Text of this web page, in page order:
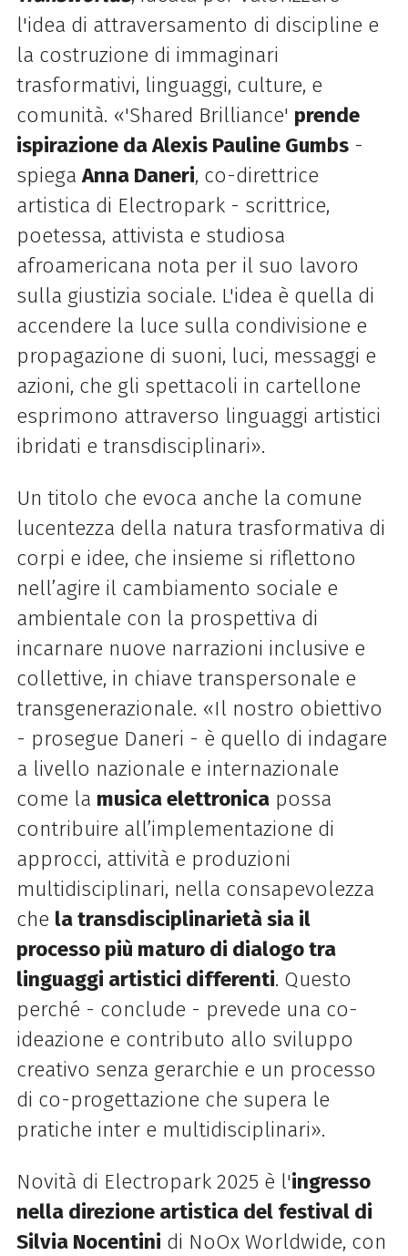
l'idea di attraversamento di discipline e
la costruzione di immaginari
trasformativi, linguaggi, culture, e
comunità. «'Shared Brilliance' prende
ispirazione da Alexis Pauline Gumbs-
spiegaAnna Daneri, co-direttrice
artistica di Electropark - scrittrice,
poetessa, attivista e studiosa
afroamericana nota per il suo lavoro
sulla giustizia sociale. L'idea è quella di
accendere la luce sulla condivisione e
propagazione di suoni, luci, messaggi e
azioni, che gli spettacoli in cartellone
esprimono attraverso linguaggi artistici
ibridati e transdisciplinari».
Un titolo che evoca anche la comune
lucentezza della natura trasformativa di
corpi e idee, che insieme si riflettono
nell’agire il cambiamento sociale e
ambientale con la prospettiva di
incarnare nuove narrazioni inclusive e
collettive, in chiave transpersonale e
transgenerazionale. «Il nostro obiettivo
- prosegue Daneri - è quello di indagare
a livello nazionale e internazionale
come la musica elettronicapossa
contribuire all’implementazione di
approcci, attività e produzioni
multidisciplinari, nella consapevolezza
che la transdisciplinarietà sia il
processo più maturo di dialogo tra
linguaggi artistici differenti. Questo
perché - conclude - prevede una co-
ideazione e contributo allo sviluppo
creativo senza gerarchie e un processo
di co-progettazione che supera le
pratiche inter e multidisciplinari».
Novità di Electropark 2025 è l'ingresso
nella direzione artistica del festival di
Silvia Nocentini di NoOx Worldwide, con